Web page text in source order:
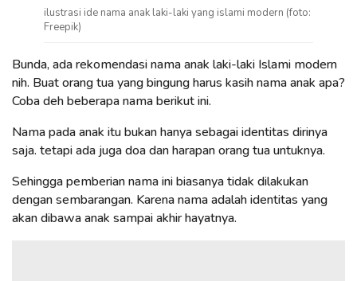
ilustrasi ide nama anak laki-laki yang islami modern (foto:
Freepik)
Bunda, ada rekomendasi nama anak laki-laki Islami modern
nih. Buat orang tua yang bingung harus kasih nama anak apa?
Coba deh beberapa nama berikut ini.
Nama pada anak itu bukan hanya sebagai identitas dirinya
saja. tetapi ada juga doa dan harapan orang tua untuknya.
Sehingga pemberian nama ini biasanya tidak dilakukan
dengan sembarangan. Karena nama adalah identitas yang
akan dibawa anak sampai akhir hayatnya.